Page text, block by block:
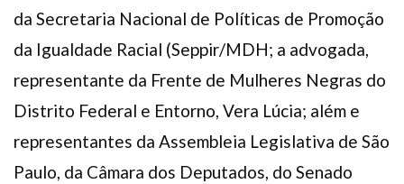
da Secretaria Nacional de Políticas de Promoção
da Igualdade Racial (Seppir/MDH; a advogada,
representante da Frente de Mulheres Negras do
Distrito Federal e Entorno, Vera Lúcia; além e
representantes da Assembleia Legislativa de São
Paulo, da Câmara dos Deputados, do Senado